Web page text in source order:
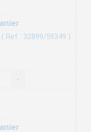
Ref : 32899/59349 )
-